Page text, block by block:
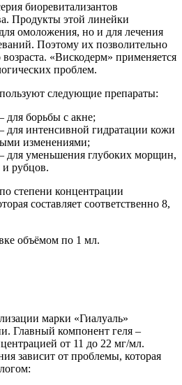
биоревитализантов
Продукты этой линейки
омоложения, но и для лечения
Поэтому их позволительно
возраста. «Вискодерм» применяется
проблем.
следующие препараты:
для борьбы с акне;
для интенсивной гидратации кожи
изменениями;
для уменьшения глубоких морщин,
и рубцов.
степени концентрации
составляет соответственно 8,
объёмом по 1 мл.
марки «Гиалуаль»
Главный компонент геля –
от 11 до 22 мг/мл.
зависит от проблемы, которая